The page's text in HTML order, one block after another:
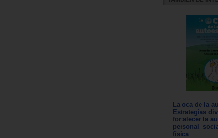
La oca de la
Estrategias
fortalecer la
personal,
física